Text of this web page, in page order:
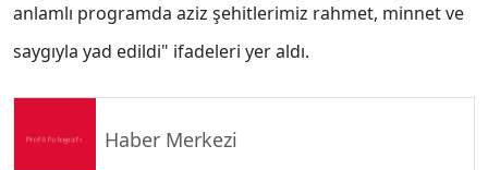
anlamlı programda aziz şehitlerimiz rahmet, minnet ve
saygıyla yad edildi" ifadeleri yer aldı.
Haber Merkezi